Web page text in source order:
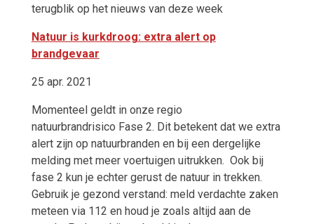
terugblik op het nieuws van deze week
Natuur is kurkdroog: extra alert op
brandgevaar
25 apr. 2021
Momenteel geldt in onze regio
natuurbrandrisico Fase 2. Dit betekent dat we extra
alert zijn op natuurbranden en bij een dergelijke
melding met meer voertuigen uitrukken. Ook bij
fase 2 kun je echter gerust de natuur in trekken.
Gebruik je gezond verstand: meld verdachte zaken
meteen via 112 en houd je zoals altijd aan de